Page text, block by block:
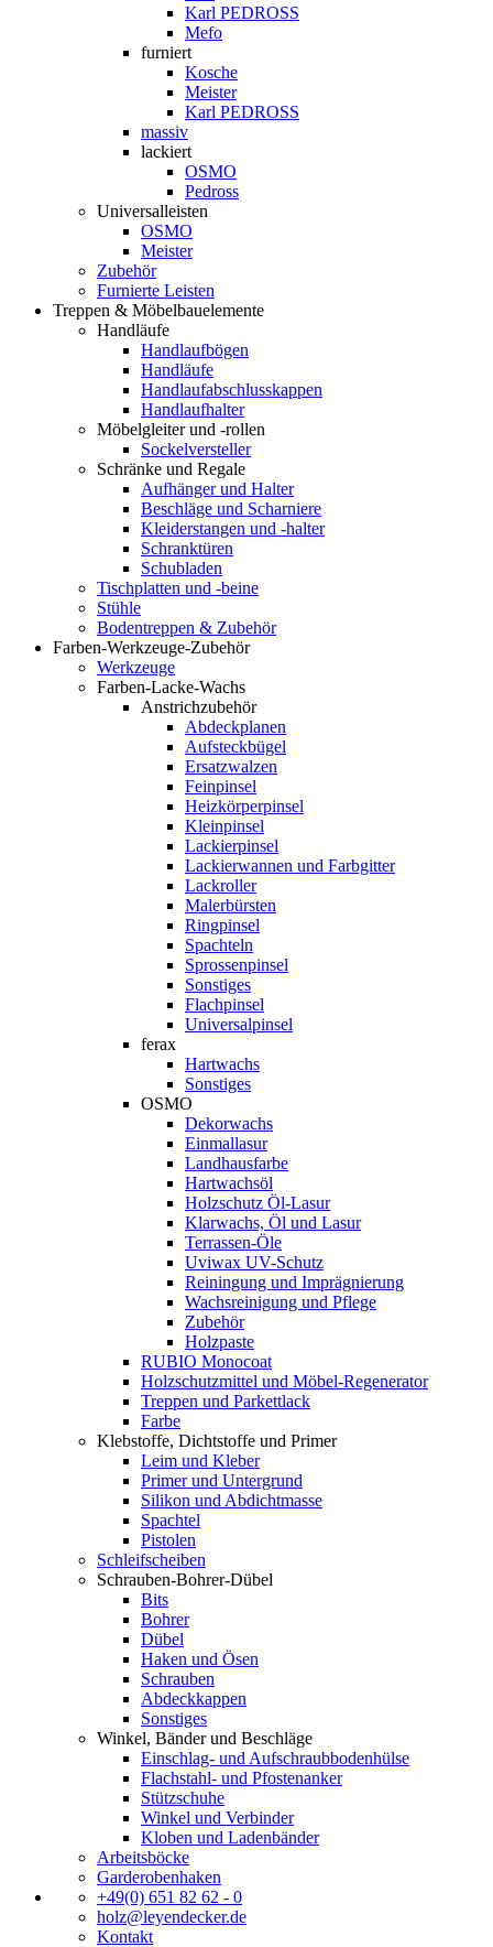
Karl PEDROSS
Mefo
furniert
Kosche
Meister
Karl PEDROSS
massiv
lackiert
OSMO
Pedross
Universalleisten
OSMO
Meister
Zubehör
Furnierte Leisten
Treppen & Möbelbauelemente
Handläufe
Handlaufbögen
Handläufe
Handlaufabschlusskappen
Handlaufhalter
Möbelgleiter und -rollen
Sockelversteller
Schränke und Regale
Aufhänger und Halter
Beschläge und Scharniere
Kleiderstangen und -halter
Schranktüren
Schubladen
Tischplatten und -beine
Stühle
Bodentreppen & Zubehör
Farben-Werkzeuge-Zubehör
Werkzeuge
Farben-Lacke-Wachs
Anstrichzubehör
Abdeckplanen
Aufsteckbügel
Ersatzwalzen
Feinpinsel
Heizkörperpinsel
Kleinpinsel
Lackierpinsel
Lackierwannen und Farbgitter
Lackroller
Malerbürsten
Ringpinsel
Spachteln
Sprossenpinsel
Sonstiges
Flachpinsel
Universalpinsel
ferax
Hartwachs
Sonstiges
OSMO
Dekorwachs
Einmallasur
Landhausfarbe
Hartwachsöl
Holzschutz Öl-Lasur
Klarwachs, Öl und Lasur
Terrassen-Öle
Uviwax UV-Schutz
Reiningung und Imprägnierung
Wachsreinigung und Pflege
Zubehör
Holzpaste
RUBIO Monocoat
Holzschutzmittel und Möbel-Regenerator
Treppen und Parkettlack
Farbe
Klebstoffe, Dichtstoffe und Primer
Leim und Kleber
Primer und Untergrund
Silikon und Abdichtmasse
Spachtel
Pistolen
Schleifscheiben
Schrauben-Bohrer-Dübel
Bits
Bohrer
Dübel
Haken und Ösen
Schrauben
Abdeckkappen
Sonstiges
Winkel, Bänder und Beschläge
Einschlag- und Aufschraubbodenhülse
Flachstahl- und Pfostenanker
Stützschuhe
Winkel und Verbinder
Kloben und Ladenbänder
Arbeitsböcke
Garderobenhaken
+49(0) 651 82 62 - 0
holz@leyendecker.de
Kontakt